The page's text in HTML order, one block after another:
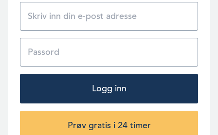
Logg inn
Prøv gratis i 24 timer